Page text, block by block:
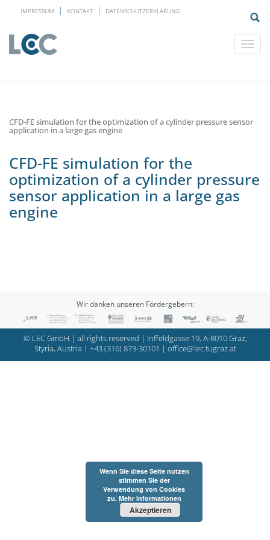
IMPRESSUM KONTAKT DATENSCHUTZERKLÄRUNG
CFD-FE simulation for the optimization of a cylinder pressure sensor
application in a large gas engine
CFD-FE simulation for the
optimization of a cylinder pressure
sensor application in a large gas
engine
Wir danken unseren Fördergebern:
© LEC GmbH | all rights reserved | Inffeldgasse 19, A-8010 Graz,
Styria, Austria | +43 (316) 873-30101 | office@lec.tugraz.at
Wenn Sie diese Seite nutzen
stimmen Sie der
Verwendung von Cookies
zu. Mehr Informationen
Akzeptieren